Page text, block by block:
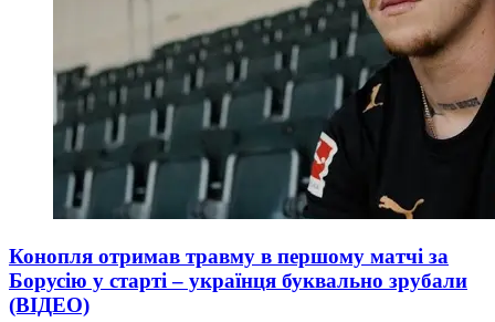
Конопля отримав травму в першому матчі за
Борусію у старті – українця буквально зрубали
(ВІДЕО)